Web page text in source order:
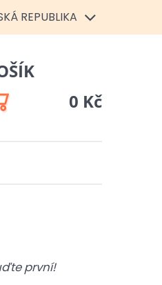
REPUBLIKA
0 Kč
první!